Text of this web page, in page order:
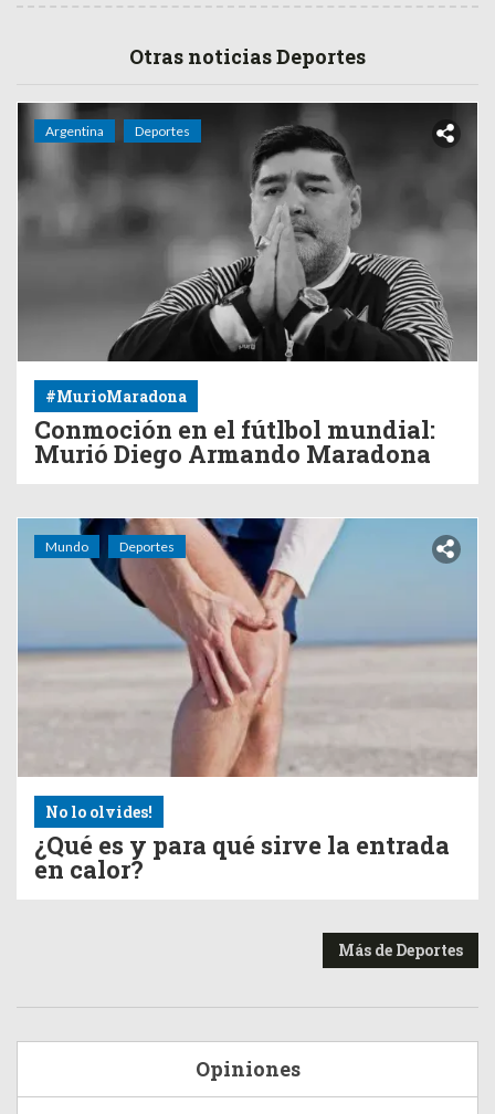
Otras noticias Deportes
Argentina Deportes
#MurioMaradona
Conmoción en el fútlbol mundial:
Murió Diego Armando Maradona
Mundo Deportes
No lo olvides!
¿Qué es y para qué sirve la entrada
en calor?
Más de Deportes
Opiniones